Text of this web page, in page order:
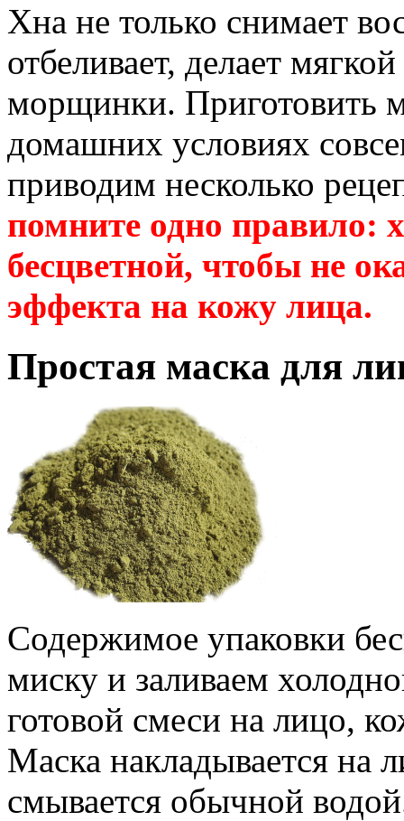
Хна не только снимает
отбеливает, делает
морщинки. Приготовить
домашних условиях
приводим несколько
помните одно правило:
бесцветной, чтобы не
эффекта на кожу лица.
Простая маска для
Содержимое упаковки
миску и заливаем
готовой смеси на лицо,
Маска накладывается на
смывается обычной